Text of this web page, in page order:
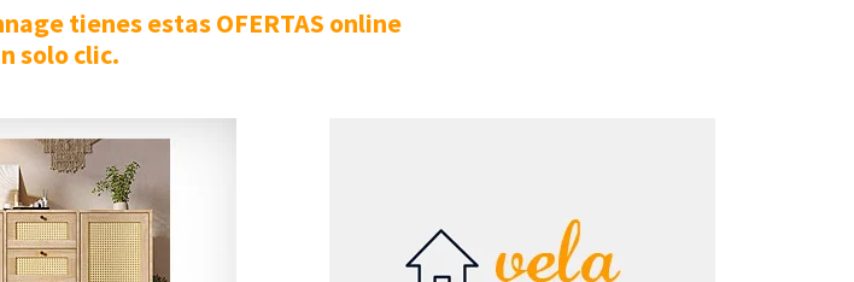
tienes estas OFERTAS online
solo clic.